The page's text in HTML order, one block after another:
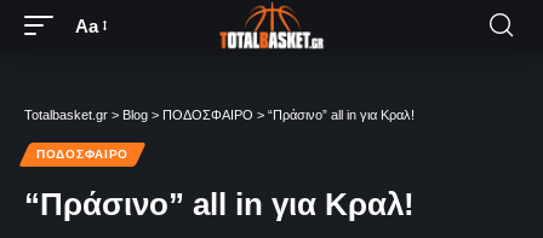
Aa
Totalbasket.gr > Blog > ΠΟΔΟΣΦΑΙΡΟ > “Πράσινο” all in για Κραλ!
ΠΟΔΟΣΦΑΙΡΟ
“Πράσινο” all in για Κραλ!